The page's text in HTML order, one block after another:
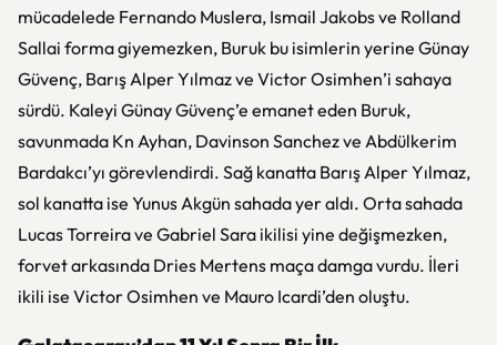
mücadelede Fernando Muslera, Ismail Jakobs ve Rolland
Sallai forma giyemezken, Buruk bu isimlerin yerine Günay
Güvenç, Barış Alper Yılmaz ve Victor Osimhen’i sahaya
sürdü. Kaleyi Günay Güvenç’e emanet eden Buruk,
savunmada Kn Ayhan, Davinson Sanchez ve Abdülkerim
Bardakcı’yı görevlendirdi. Sağ kanatta Barış Alper Yılmaz,
sol kanatta ise Yunus Akgün sahada yer aldı. Orta sahada
Lucas Torreira ve Gabriel Sara ikilisi yine değişmezken,
forvet arkasında Dries Mertens maça damga vurdu. İleri
ikili ise Victor Osimhen ve Mauro Icardi’den oluştu.